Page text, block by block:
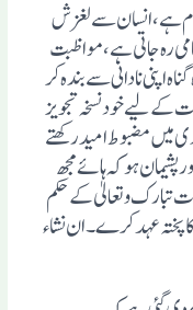
ہے، انسان سے لغزش
رہ جاتی ہے، مواظبت
اپنی نادانی سے بندہ کر
کے لیے خود نسخہ تجویز
میں مضبوط امید رکھتے
ہو کہ ہائے مجھ
تبارک و تعالیٰ کے حکم
پختہ عہد کرے۔ ان نشاء